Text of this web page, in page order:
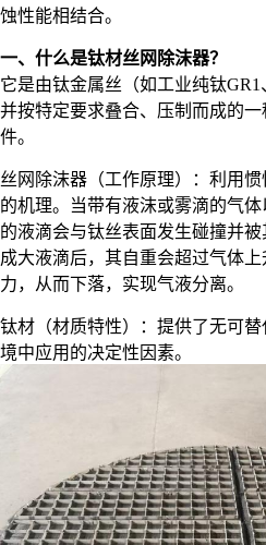
蚀性能相结合。
一、什么是钛材丝网除沫器？
它是由钛金属丝（如工业纯钛GR1
并按特定要求叠合、压制而成的
件。
丝网除沫器（工作原理）：利用
的机理。当带有液沫或雾滴的气
的液滴会与钛丝表面发生碰撞并
成大液滴后，其自重会超过气体
力，从而下落，实现气液分离。
钛材（材质特性）：提供了无可
境中应用的决定性因素。